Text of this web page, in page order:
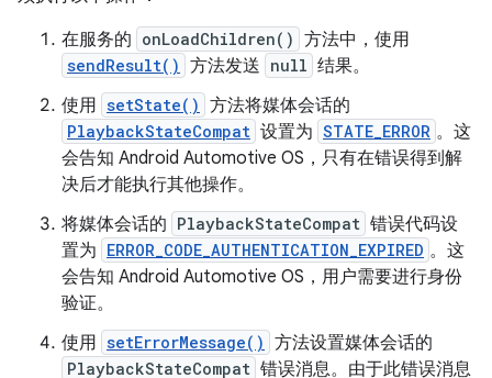
在服务的 onLoadChildren() 方法中，使用
sendResult() 方法发送 null 结果。
使用 setState() 方法将媒体会话的
PlaybackStateCompat 设置为 STATE_ERROR 。这
会告知 Android Automotive OS，只有在错误得到解
决后才能执行其他操作。
将媒体会话的 PlaybackStateCompat 错误代码设
置为 ERROR_CODE_AUTHENTICATION_EXPIRED 。这
会告知 Android Automotive OS，用户需要进行身份
验证。
使用 setErrorMessage() 方法设置媒体会话的
PlaybackStateCompat 错误消息。由于此错误消息